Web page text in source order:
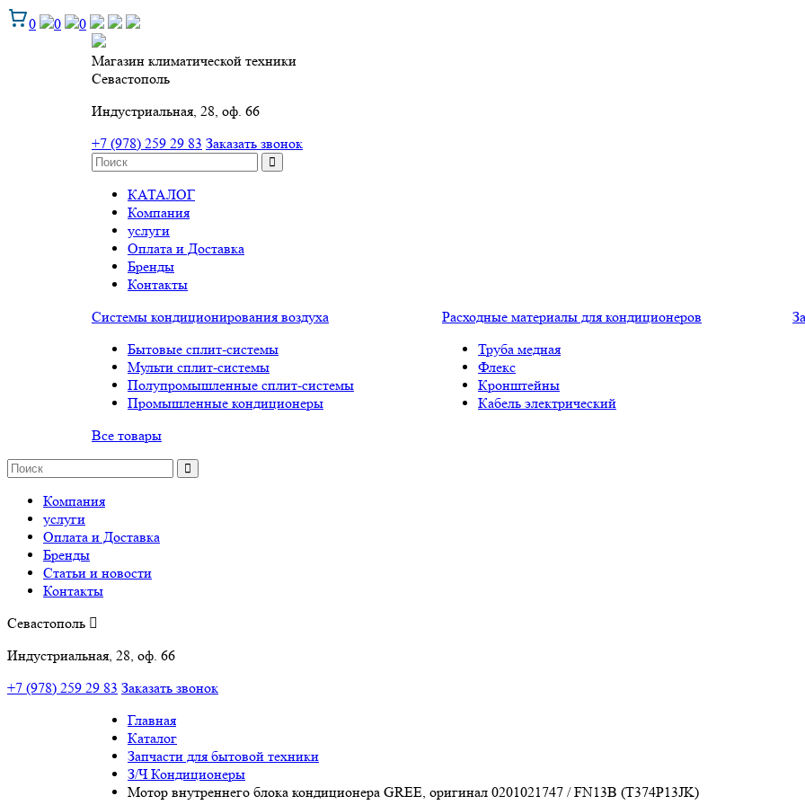
0 0 0
Магазин климатической техники
Севастополь
Индустриальная, 28, оф. 66
+7 (978) 259 29 83 Заказать звонок
КАТАЛОГ
Компания
услуги
Оплата и Доставка
Бренды
Контакты
Системы кондиционирования воздуха
Бытовые сплит-системы
Мульти сплит-системы
Полупромышленные сплит-системы
Промышленные кондиционеры
Расходные материалы для кондиционеров
Труба медная
Флекс
Кронштейны
Кабель электрический
Все товары
Компания
услуги
Оплата и Доставка
Бренды
Статьи и новости
Контакты
Севастополь
Индустриальная, 28, оф. 66
+7 (978) 259 29 83 Заказать звонок
Главная
Каталог
Запчасти для бытовой техники
З/Ч Кондиционеры
Мотор внутреннего блока кондиционера GREE, оригинал 0201021747 / FN13B (T374P13JK)